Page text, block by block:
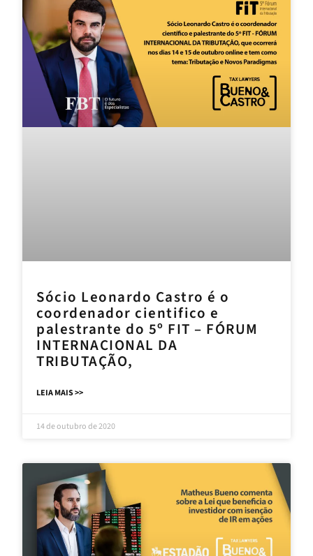
Sócio Leonardo Castro é o
coordenador cientifico e
palestrante do 5º FIT – FÓRUM
INTERNACIONAL DA
TRIBUTAÇÃO,
LEIA MAIS >>
14 de outubro de 2020